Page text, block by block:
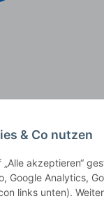
zzgl. Versand
Mehrwertsteuersatz
Deutschlands,
& Co nutzen
akzeptieren“
Google Analytics,
links unten).